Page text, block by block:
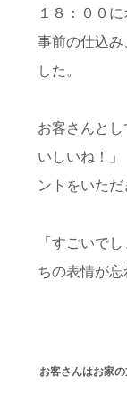
１８：００
事前の仕込み
した。
お客さんと
いしいね！
ントをいただ
「すごいで
ちの表情が忘
お客さんはお家